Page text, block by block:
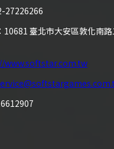
27226266
10681 臺北市大安區敦化南
www.softstar.com.tw